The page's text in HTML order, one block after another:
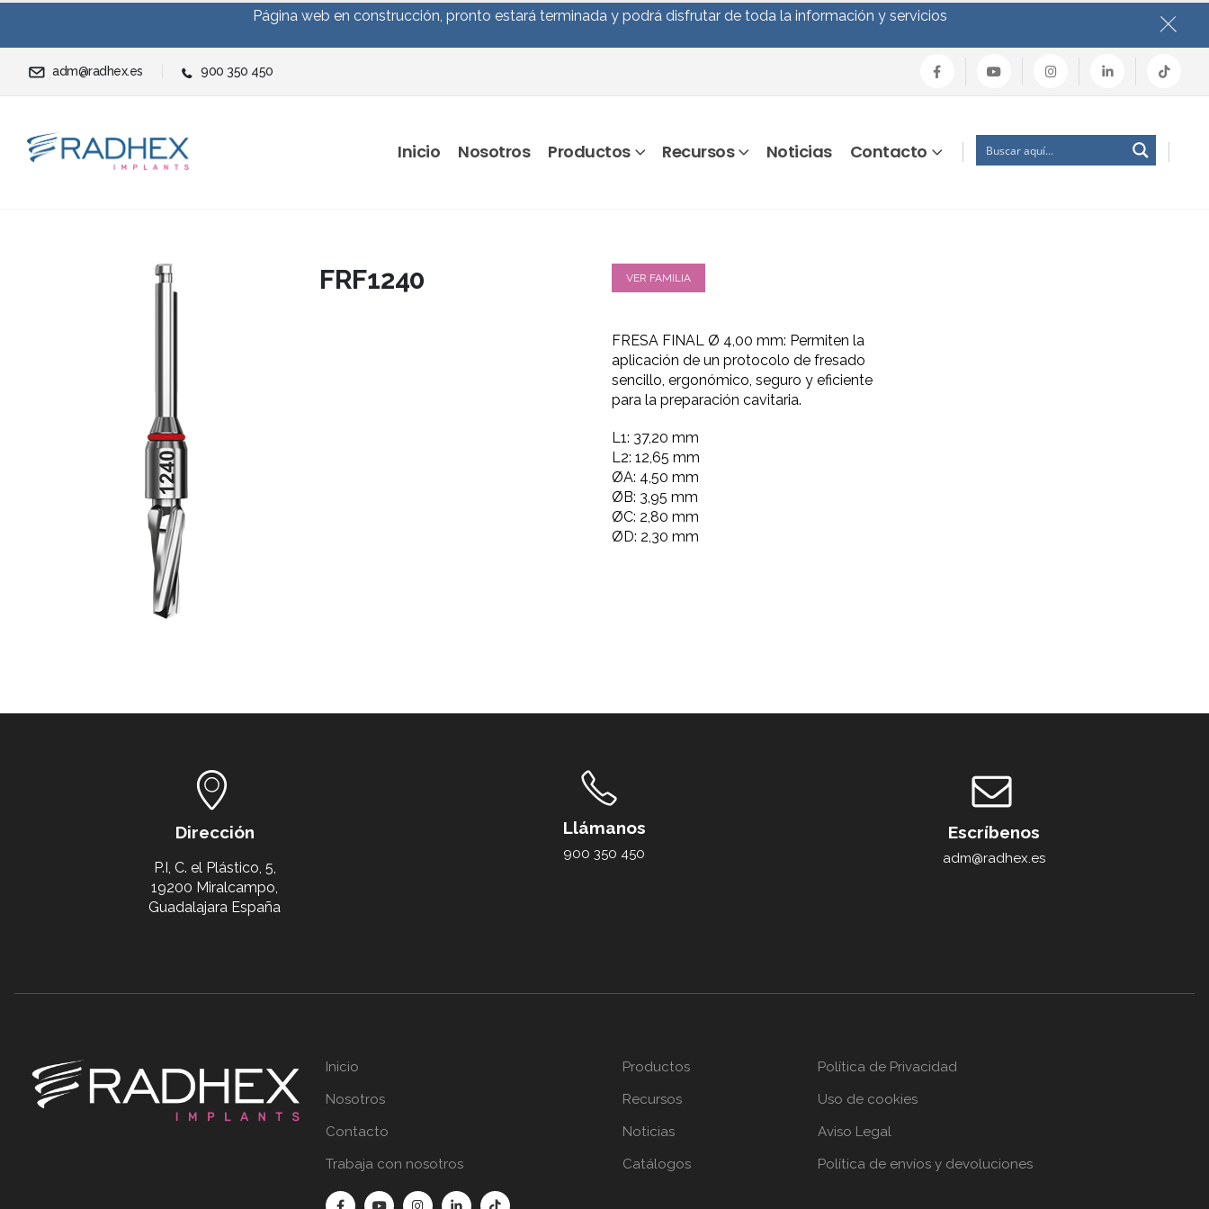
Página web en construcción, pronto estará terminada y podrá disfrutar de toda la información y servicios
adm@radhex.es 900 350 450
Inicio Nosotros Productos Recursos Noticias Contacto
FRF1240 VER FAMILIA
FRESA FINAL Ø 4,00 mm: Permiten la
aplicación de un protocolo de fresado
sencillo, ergonómico, seguro y eficiente
para la preparación cavitaria.
L1: 37,20 mm
L2: 12,65 mm
ØA: 4,50 mm
ØB: 3,95 mm
ØC: 2,80 mm
ØD: 2,30 mm
Dirección
P.I, C. el Plástico, 5,
19200 Miralcampo,
Guadalajara España
Llámanos
900 350 450
Escríbenos
adm@radhex.es
Inicio
Nosotros
Contacto
Trabaja con nosotros
Productos
Recursos
Noticias
Catálogos
Política de Privacidad
Uso de cookies
Aviso Legal
Política de envíos y devoluciones